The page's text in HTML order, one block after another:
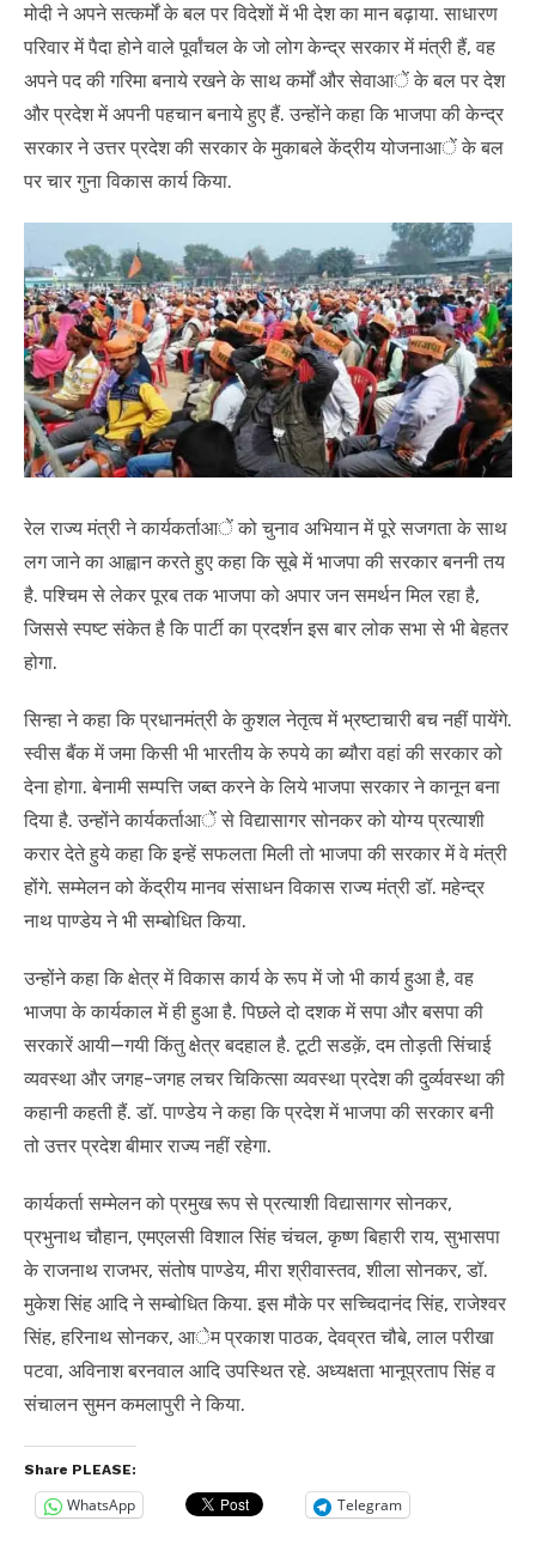
मोदी ने अपने सत्कर्मों के बल पर विदेशों में भी देश का मान बढ़ाया. साधारण
परिवार में पैदा होने वाले पूर्वांचल के जो लोग केन्द्र सरकार में मंत्री हैं, वह
अपने पद की गरिमा बनाये रखने के साथ कर्मों और सेवाआें के बल पर देश
और प्रदेश में अपनी पहचान बनाये हुए हैं. उन्होंने कहा कि भाजपा की केन्द्र
सरकार ने उत्तर प्रदेश की सरकार के मुकाबले केंद्रीय योजनाआें के बल
पर चार गुना विकास कार्य किया.
रेल राज्य मंत्री ने कार्यकर्ताआें को चुनाव अभियान में पूरे सजगता के साथ
लग जाने का आह्वान करते हुए कहा कि सूबे में भाजपा की सरकार बननी तय
है. पश्चिम से लेकर पूरब तक भाजपा को अपार जन समर्थन मिल रहा है,
जिससे स्पष्ट संकेत है कि पार्टी का प्रदर्शन इस बार लोक सभा से भी बेहतर
होगा.
सिन्हा ने कहा कि प्रधानमंत्री के कुशल नेतृत्व में भ्रष्टाचारी बच नहीं पायेंगे.
स्वीस बैंक में जमा किसी भी भारतीय के रुपये का ब्यौरा वहां की सरकार को
देना होगा. बेनामी सम्पत्ति जब्त करने के लिये भाजपा सरकार ने कानून बना
दिया है. उन्होंने कार्यकर्ताआें से विद्यासागर सोनकर को योग्य प्रत्याशी
करार देते हुये कहा कि इन्हें सफलता मिली तो भाजपा की सरकार में वे मंत्री
होंगे. सम्मेलन को केंद्रीय मानव संसाधन विकास राज्य मंत्री डॉ. महेन्द्र
नाथ पाण्डेय ने भी सम्बोधित किया.
उन्होंने कहा कि क्षेत्र में विकास कार्य के रूप में जो भी कार्य हुआ है, वह
भाजपा के कार्यकाल में ही हुआ है. पिछले दो दशक में सपा और बसपा की
सरकारें आयी—गयी किंतु क्षेत्र बदहाल है. टूटी सडक़ें, दम तोड़ती सिंचाई
व्यवस्था और जगह-जगह लचर चिकित्सा व्यवस्था प्रदेश की दुर्व्‍यवस्था की
कहानी कहती हैं. डॉ. पाण्डेय ने कहा कि प्रदेश में भाजपा की सरकार बनी
तो उत्तर प्रदेश बीमार राज्य नहीं रहेगा.
कार्यकर्ता सम्मेलन को प्रमुख रूप से प्रत्याशी विद्यासागर सोनकर,
प्रभुनाथ चौहान, एमएलसी विशाल सिंह चंचल, कृष्ण बिहारी राय, सुभासपा
के राजनाथ राजभर, संतोष पाण्डेय, मीरा श्रीवास्तव, शीला सोनकर, डॉ.
मुकेश सिंह आदि ने सम्बोधित किया. इस मौके पर सच्चिदानंद सिंह, राजेश्वर
सिंह, हरिनाथ सोनकर, आेम प्रकाश पाठक, देवव्रत चौबे, लाल परीखा
पटवा, अविनाश बरनवाल आदि उपस्थित रहे. अध्यक्षता भानूप्रताप सिंह व
संचालन सुमन कमलापुरी ने किया.
Share PLEASE:
WhatsApp Telegram